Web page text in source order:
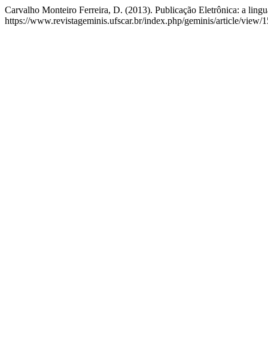
Carvalho Monteiro Ferreira, D. (2013). Publicação Eletrônica: a
https://www.revistageminis.ufscar.br/index.php/geminis/article/view/